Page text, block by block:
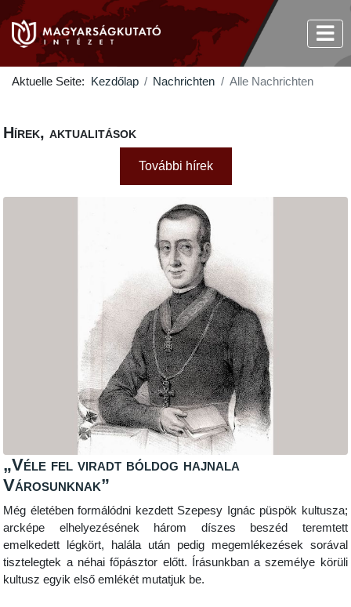
Aktuelle Seite: Kezdőlap Nachrichten Alle Nachrichten
Hírek, aktualitások
További hírek
„Véle fel viradt bóldog hajnala
Városunknak”
Még életében formálódni kezdett Szepesy Ignác püspök kultusza;
arcképe elhelyezésének három díszes beszéd teremtett
emelkedett légkört, halála után pedig megemlékezések sorával
tisztelegtek a néhai főpásztor előtt. Írásunkban a személye körüli
kultusz egyik első emlékét mutatjuk be.